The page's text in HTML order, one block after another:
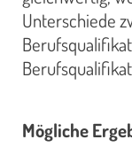
Unterschiede
Mögliche